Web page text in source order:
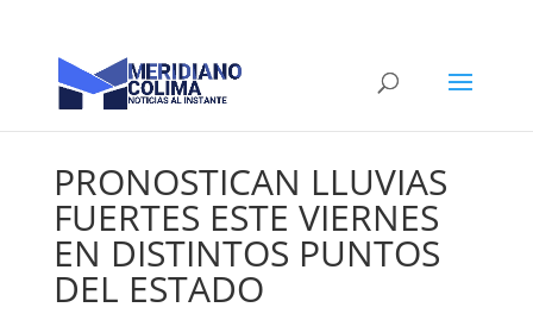
PRONOSTICAN LLUVIAS
FUERTES ESTE VIERNES
EN DISTINTOS PUNTOS
DEL ESTADO